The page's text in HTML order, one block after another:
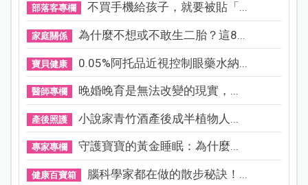
部落客專欄 不買手機給孩子，就要被貼「...
家庭關係 為什麼不想或不敢生二胎？這8...
寶貝健康 0.05%阿托品近視控制眼藥水納...
醫師專欄 晚婚晚育是無法改變的現實，...
產後照護 小說家青竹酒產後成半植物人...
專家專欄 守護寶寶的黃金睡眠：為什麼...
健康百寶箱 腦科學家都在做的散步秘訣！...